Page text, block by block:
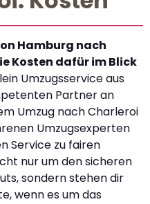
Hamburg nach
Kosten dafür im Blick
Umzugsservice aus
Partner an
Umzug nach Charleroi
Umzugsexperten
Service zu fairen
nur um den sicheren
sondern stehen dir
wenn es um das